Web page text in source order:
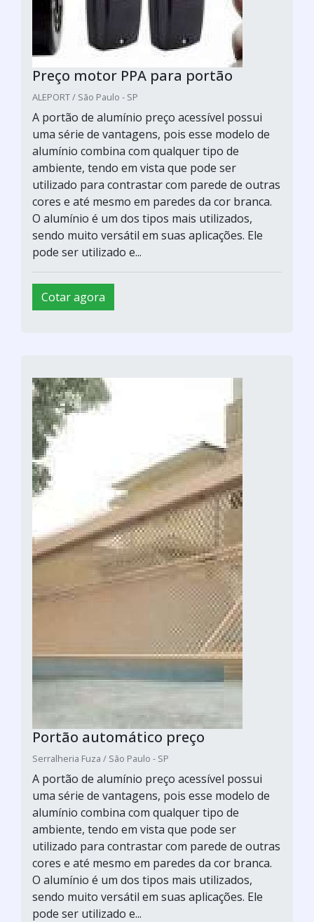
Preço motor PPA para portão
ALEPORT / São Paulo - SP
A portão de alumínio preço acessível possui
uma série de vantagens, pois esse modelo de
alumínio combina com qualquer tipo de
ambiente, tendo em vista que pode ser
utilizado para contrastar com parede de outras
cores e até mesmo em paredes da cor branca.
O alumínio é um dos tipos mais utilizados,
sendo muito versátil em suas aplicações. Ele
pode ser utilizado e...
Cotar agora
Portão automático preço
Serralheria Fuza / São Paulo - SP
A portão de alumínio preço acessível possui
uma série de vantagens, pois esse modelo de
alumínio combina com qualquer tipo de
ambiente, tendo em vista que pode ser
utilizado para contrastar com parede de outras
cores e até mesmo em paredes da cor branca.
O alumínio é um dos tipos mais utilizados,
sendo muito versátil em suas aplicações. Ele
pode ser utilizado e...